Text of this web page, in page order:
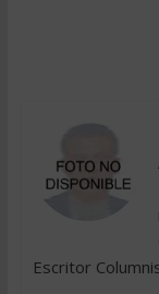
Escritor